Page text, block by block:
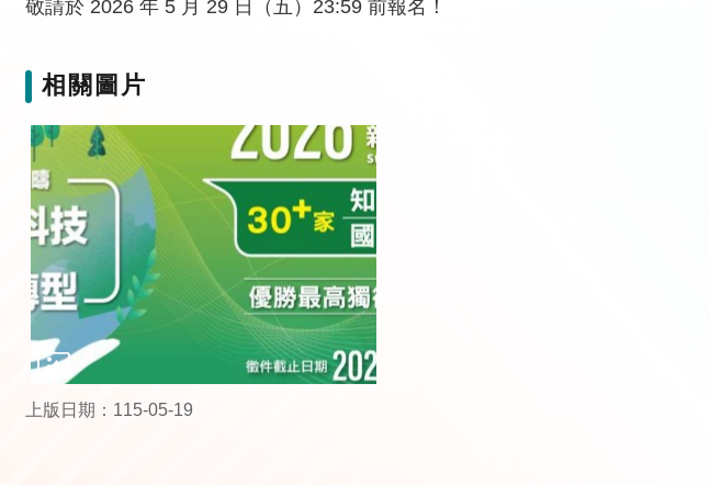
敬請於 2026 年 5 月 29 日（五）23:59 前報名！
相關圖片
上版日期：115-05-19